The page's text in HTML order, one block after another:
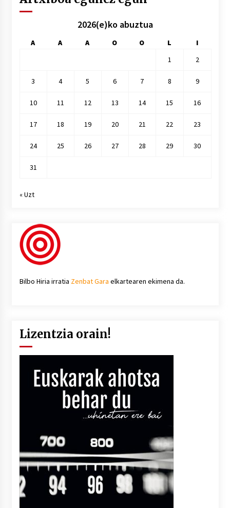
2026(e)ko abuztua
A A A O O L
I
1
2
3 4 5 6 7 8 9
10 11 12 13 14 15 16
17 18 19 20 21 22 23
24 25 26 27 28 29 30
31
« Uzt
Bilbo Hiria irratia Zenbat Gara elkartearen ekimena da.
Lizentzia orain!